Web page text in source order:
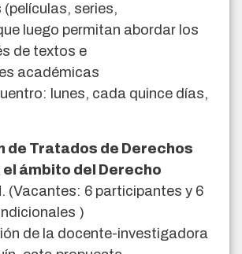
series,
luego permitan abordar los
de textos e
académicas
lunes, cada quince días,
de Tratados de Derechos
el ámbito del Derecho
. (Vacantes: 6 participantes y 6
)
de la docente-investigadora